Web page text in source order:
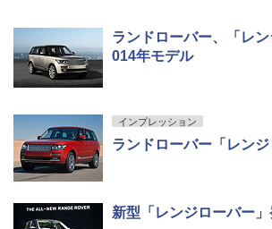
ランドローバー、「レ
014年モデル
インプレッション
ランドローバー「レンジ
新型「レンジローバー